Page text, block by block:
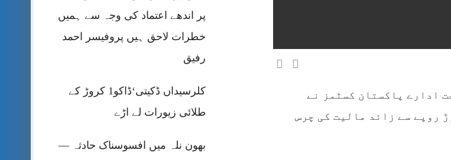
پر اندھے اعتماد کی وجہ سے ہمیں
خطرات لاحق ہیں پروفیسر احمد
رفیق
کلرسیداں ڈکیتی‘ڈاکو1 کروڑ کے
طلائی زیورات لے اڑے
بھون نلہ میں افسوسناک حادثہ —
ادارے پاکستان کسٹمز نے
روپے سے زائد مالیت کی چرس